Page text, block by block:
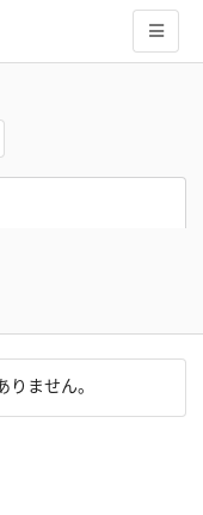
りません。